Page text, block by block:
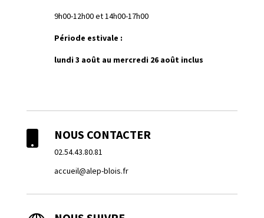
9h00-12h00 et 14h00-17h00
Période estivale :
lundi 3 août au mercredi 26 août inclus
NOUS CONTACTER
02.54.43.80.81
accueil@alep-blois.fr